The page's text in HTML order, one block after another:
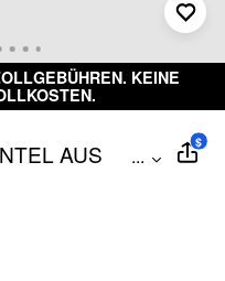
KEINE
AUS
...
$